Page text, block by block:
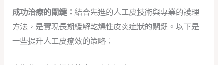
成功治療的關鍵：結合先進的人工皮技術與專業的護理
方法，是實現長期緩解乾燥性皮炎症狀的關鍵。以下是
一些提升人工皮療效的策略：